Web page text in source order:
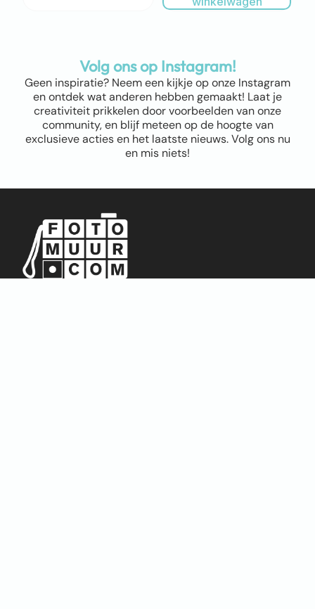
Volg ons op Instagram!
Geen inspiratie? Neem een kijkje op onze Instagram
en ontdek wat anderen hebben gemaakt! Laat je
creativiteit prikkelen door voorbeelden van onze
community, en blijf meteen op de hoogte van
exclusieve acties en het laatste nieuws. Volg ons nu
en mis niets!